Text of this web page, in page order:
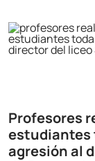
Profesores
estudiantes
agresión al